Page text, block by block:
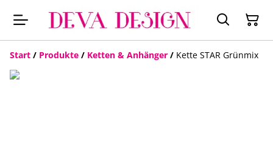
Start / Produkte / Ketten & Anhänger / Kette STAR Grünmix